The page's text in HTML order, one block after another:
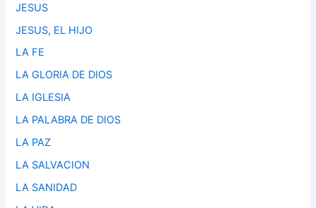
JESUS
JESUS, EL HIJO
LA FE
LA GLORIA DE DIOS
LA IGLESIA
LA PALABRA DE DIOS
LA PAZ
LA SALVACION
LA SANIDAD